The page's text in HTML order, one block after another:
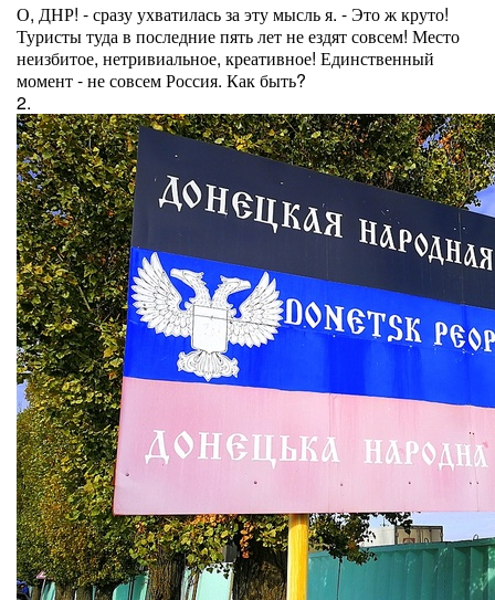
О, ДНР! - сразу ухватилась за эту мысль я. - Это ж круто!
Туристы туда в последние пять лет не ездят совсем! Место
неизбитое, нетривиальное, креативное! Единственный
момент - не совсем Россия. Как быть?
2.